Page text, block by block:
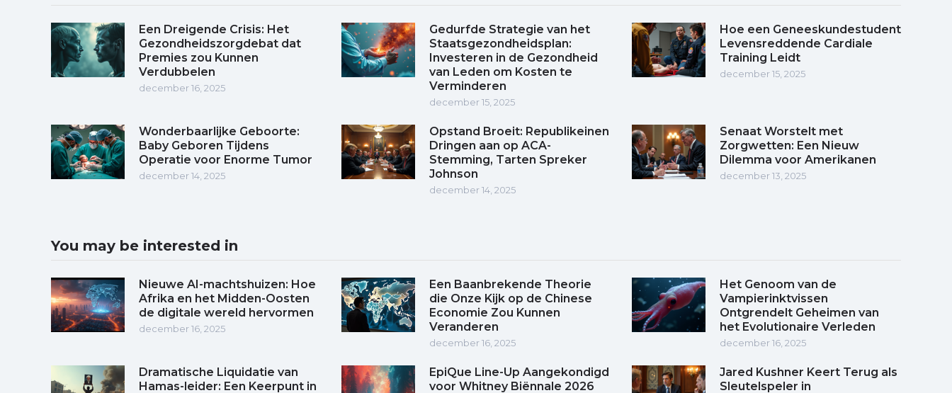
Een Dreigende Crisis: Het
Gezondheidszorgdebat dat
Premies zou Kunnen
Verdubbelen
december 16, 2025
Gedurfde Strategie van het
Staatsgezondheidsplan:
Investeren in de Gezondheid
van Leden om Kosten te
Verminderen
december 15, 2025
Hoe een Geneeskundestudent
Levensreddende Cardiale
Training Leidt
december 15, 2025
Wonderbaarlijke Geboorte:
Baby Geboren Tijdens
Operatie voor Enorme Tumor
december 14, 2025
Opstand Broeit: Republikeinen
Dringen aan op ACA-
Stemming, Tarten Spreker
Johnson
december 14, 2025
Senaat Worstelt met
Zorgwetten: Een Nieuw
Dilemma voor Amerikanen
december 13, 2025
You may be interested in
Nieuwe AI-machtshuizen: Hoe
Afrika en het Midden-Oosten
de digitale wereld hervormen
december 16, 2025
Een Baanbrekende Theorie
die Onze Kijk op de Chinese
Economie Zou Kunnen
Veranderen
december 16, 2025
Het Genoom van de
Vampierinktvissen
Ontgrendelt Geheimen van
het Evolutionaire Verleden
december 16, 2025
Dramatische Liquidatie van
Hamas-leider: Een Keerpunt in
EpiQue Line-Up Aangekondigd
voor Whitney Biënnale 2026
Jared Kushner Keert Terug als
Sleutelspeler in